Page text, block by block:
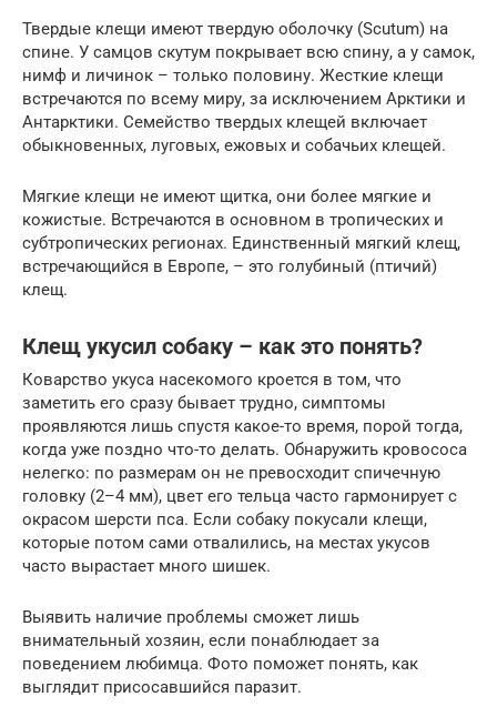
Твердые клещи имеют твердую оболочку (Scutum) на
спине. У самцов скутум покрывает всю спину, а у самок,
нимф и личинок – только половину. Жесткие клещи
встречаются по всему миру, за исключением Арктики и
Антарктики. Семейство твердых клещей включает
обыкновенных, луговых, ежовых и собачьих клещей.
Мягкие клещи не имеют щитка, они более мягкие и
кожистые. Встречаются в основном в тропических и
субтропических регионах. Единственный мягкий клещ,
встречающийся в Европе, – это голубиный (птичий)
клещ.
Клещ укусил собаку – как это понять?
Коварство укуса насекомого кроется в том, что
заметить его сразу бывает трудно, симптомы
проявляются лишь спустя какое-то время, порой тогда,
когда уже поздно что-то делать. Обнаружить кровососа
нелегко: по размерам он не превосходит спичечную
головку (2–4 мм), цвет его тельца часто гармонирует с
окрасом шерсти пса. Если собаку покусали клещи,
которые потом сами отвалились, на местах укусов
часто вырастает много шишек.
Выявить наличие проблемы сможет лишь
внимательный хозяин, если понаблюдает за
поведением любимца. Фото поможет понять, как
выглядит присосавшийся паразит.